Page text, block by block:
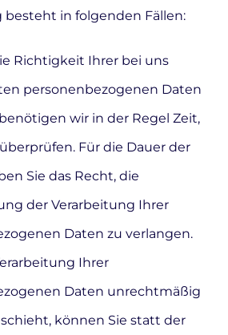
besteht in folgenden Fällen:
Richtigkeit Ihrer bei uns
personenbezogenen Daten
wir in der Regel Zeit,
Für die Dauer der
Sie das Recht, die
der Verarbeitung Ihrer
Daten zu verlangen.
Ihrer
Daten unrechtmäßig
können Sie statt der